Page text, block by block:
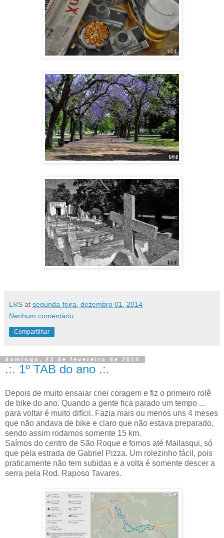
L®S at segunda-feira, dezembro 01, 2014
Nenhum comentário:
Compartilhar
domingo, 23 de fevereiro de 2014
.:. 1º TAB do ano .:.
Depois de muito ensaiar criei coragem e fiz o primeiro rolê
de bike do ano. Quando a gente fica parado um tempo ...
para voltar é muito difícil. Fazia mais ou menos uns 4 meses
que não andava de bike e claro que não estava preparado,
sendo assim rodamos somente 15 km.
Saímos do centro de São Roque e fomos até Mailasqui, só
que pela estrada de Gabriel Pizza. Um rolezinho fácil, pois
praticamente não tem subidas e a volta é somente descer a
serra pela Rod. Raposo Tavares.